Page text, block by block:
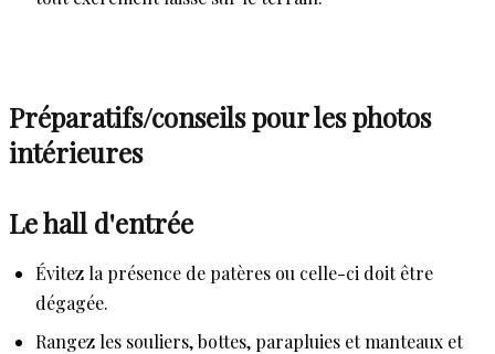
Préparatifs/conseils pour les photos
intérieures
Le hall d'entrée
Évitez la présence de patères ou celle-ci doit être
dégagée.
Rangez les souliers, bottes, parapluies et manteaux et